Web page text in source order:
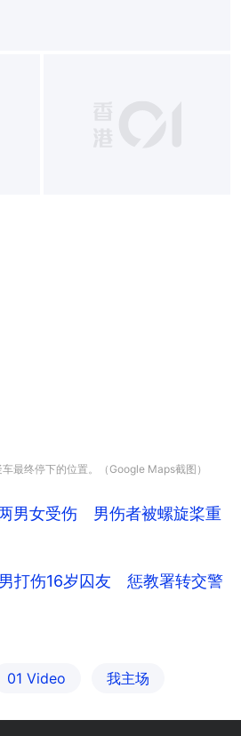
最终停下的位置。（Google Maps截图）
男女受伤 男伤者被螺旋桨重
打伤16岁囚友 惩教署转交警
01 Video 我主场